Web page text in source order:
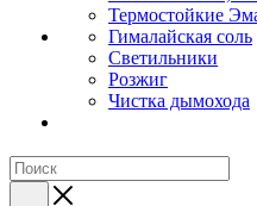
Термостойкие
Гималайская соль
Светильники
Розжиг
Чистка дымохода